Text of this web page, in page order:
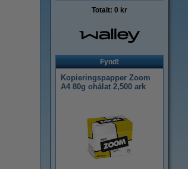
Totalt: 0 kr
Fynd!
Kopieringspapper Zoom
A4 80g ohålat 2,500 ark